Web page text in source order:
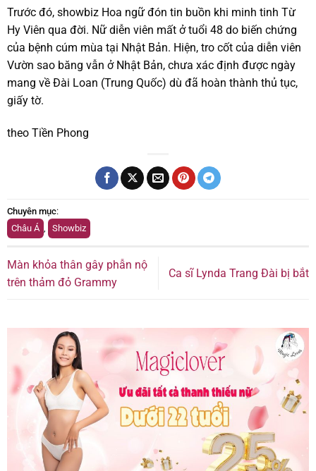
Trước đó, showbiz Hoa ngữ đón tin buồn khi minh tinh Từ
Hy Viên qua đời. Nữ diễn viên mất ở tuổi 48 do biến chứng
của bệnh cúm mùa tại Nhật Bản. Hiện, tro cốt của diễn viên
Vườn sao băng vẫn ở Nhật Bản, chưa xác định được ngày
mang về Đài Loan (Trung Quốc) dù đã hoàn thành thủ tục,
giấy tờ.
theo Tiền Phong
Chuyên mục:
Châu Á
Showbiz
Màn khỏa thân gây phẫn nộ
trên thảm đỏ Grammy
Ca sĩ Lynda Trang Đài bị bắt